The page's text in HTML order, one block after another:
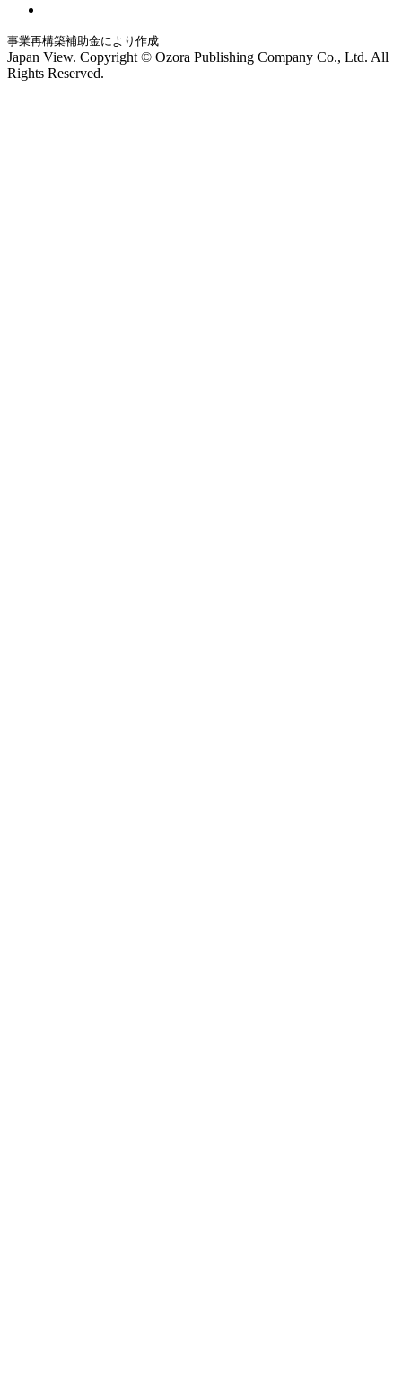
事業再構築補助金により作成
Japan View. Copyright © Ozora Publishing Company Co., Ltd. All
Rights Reserved.